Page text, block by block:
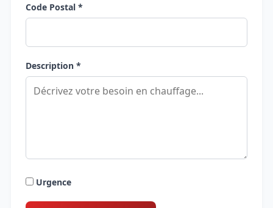
Code Postal *
Description *
Urgence